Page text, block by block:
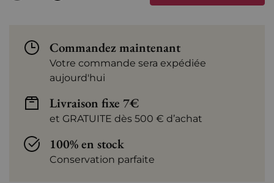
Commandez maintenant
Votre commande sera expédiée
aujourd'hui
Livraison fixe 7€
et GRATUITE dès 500 € d’achat
100% en stock
Conservation parfaite